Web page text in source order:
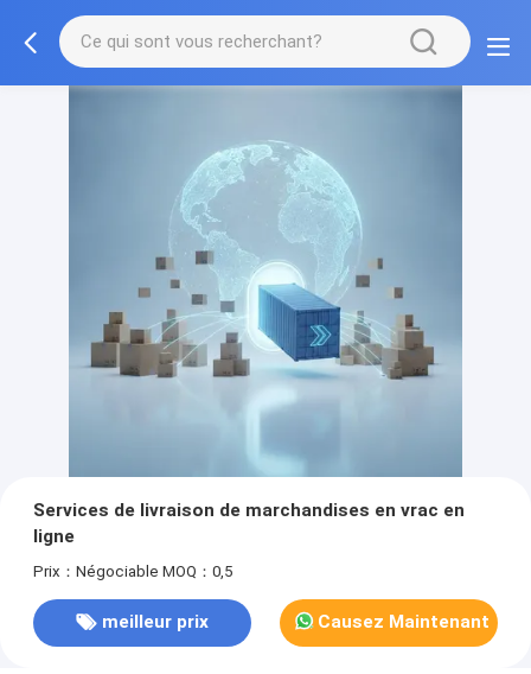
Services de livraison de marchandises en vrac en
ligne
Prix：Négociable MOQ：0,5
meilleur prix Causez Maintenant